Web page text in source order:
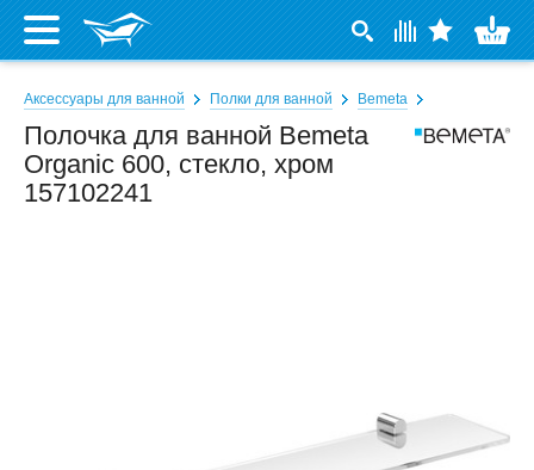
Аксессуары для ванной Полки для ванной Bemeta
Полочка для ванной Bemeta
Organic 600, стекло, хром
157102241